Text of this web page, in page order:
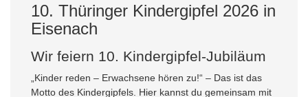
10. Thüringer Kindergipfel 2026 in
Eisenach
Wir feiern 10. Kindergipfel-Jubiläum
„Kinder reden – Erwachsene hören zu!“ – Das ist das
Motto des Kindergipfels. Hier kannst du gemeinsam mit